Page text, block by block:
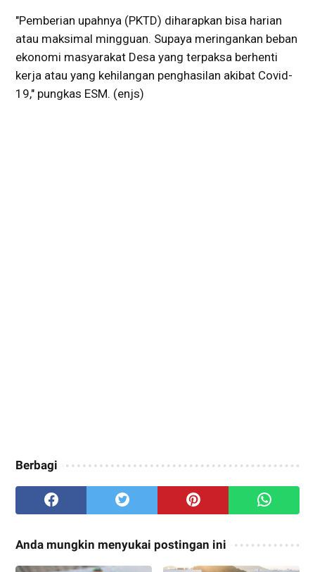
"Pemberian upahnya (PKTD) diharapkan bisa harian
atau maksimal mingguan. Supaya meringankan beban
ekonomi masyarakat Desa yang terpaksa berhenti
kerja atau yang kehilangan penghasilan akibat Covid-
19," pungkas ESM. (enjs)
Berbagi
Anda mungkin menyukai postingan ini